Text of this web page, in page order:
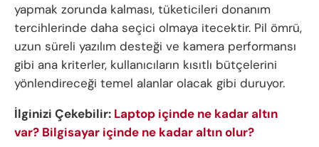
yapmak zorunda kalması, tüketicileri donanım
tercihlerinde daha seçici olmaya itecektir. Pil ömrü,
uzun süreli yazılım desteği ve kamera performansı
gibi ana kriterler, kullanıcıların kısıtlı bütçelerini
yönlendireceği temel alanlar olacak gibi duruyor.
İlginizi Çekebilir: Laptop içinde ne kadar altın
var? Bilgisayar içinde ne kadar altın olur?